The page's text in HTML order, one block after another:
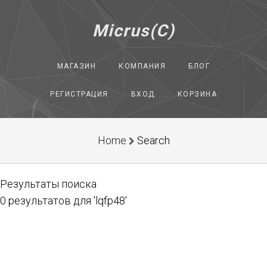
Micrus(C)
МАГАЗИН КОМПАНИЯ БЛОГ
РЕГИСТРАЦИЯ ВХОД КОРЗИНА
Home Search
Результаты поиска
0 результатов для 'lqfp48'